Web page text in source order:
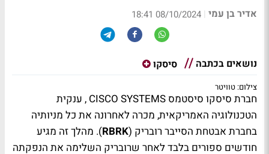
אדיר בן עמי |
08/10/2024 18:41
נושאים בכתבה סיסקו
צילום: טוויטר
חברת סיסקו סיסטמס CISCO SYSTEMS , ענקית
הטכנולוגיה האמריקאית, מכרה לאחרונה את כל מניותיה
בחברת אבטחת הסייבר רובריק (RBRK). מהלך זה מגיע
חודשים ספורים בלבד לאחר שרובריק השלימה את הנפקתה